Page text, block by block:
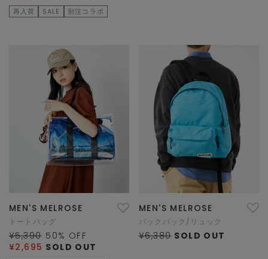
再入荷 SALE 別注コラボ
MEN'S MELROSE
トートバッグ
¥5,390 50% OFF
¥2,695 SOLD OUT
MEN'S MELROSE
バックパック/リュック
¥6,380 SOLD OUT